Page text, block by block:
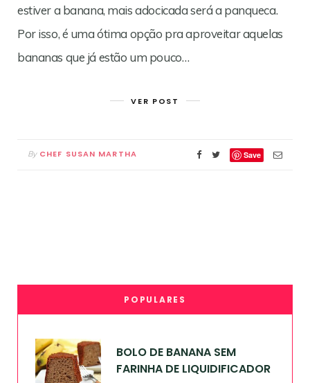
estiver a banana, mais adocicada será a panqueca.
Por isso, é uma ótima opção pra aproveitar aquelas
bananas que já estão um pouco…
VER POST
By CHEF SUSAN MARTHA Save
POPULARES
BOLO DE BANANA SEM
FARINHA DE LIQUIDIFICADOR